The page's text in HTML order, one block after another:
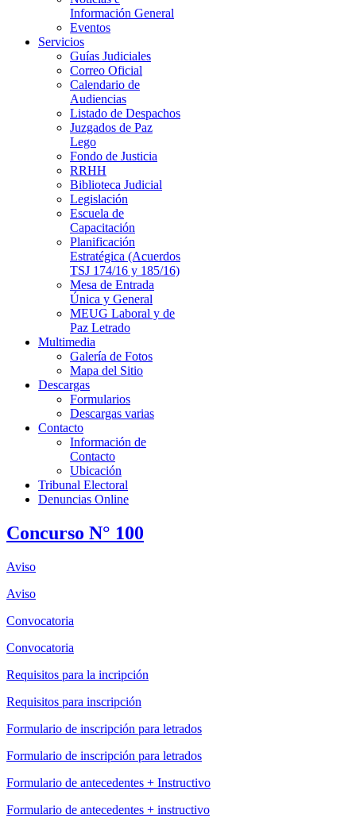
Información General
Eventos
Servicios
Guías Judiciales
Correo Oficial
Calendario de
Audiencias
Listado de Despachos
Juzgados de Paz
Lego
Fondo de Justicia
RRHH
Biblioteca Judicial
Legislación
Escuela de
Capacitación
Planificación
Estratégica (Acuerdos
TSJ 174/16 y 185/16)
Mesa de Entrada
Única y General
MEUG Laboral y de
Paz Letrado
Multimedia
Galería de Fotos
Mapa del Sitio
Descargas
Formularios
Descargas varias
Contacto
Información de
Contacto
Ubicación
Tribunal Electoral
Denuncias Online
Concurso N° 100
Aviso
Aviso
Convocatoria
Convocatoria
Requisitos para la incripción
Requisitos para inscripción
Formulario de inscripción para letrados
Formulario de inscripción para letrados
Formulario de antecedentes + Instructivo
Formulario de antecedentes + instructivo